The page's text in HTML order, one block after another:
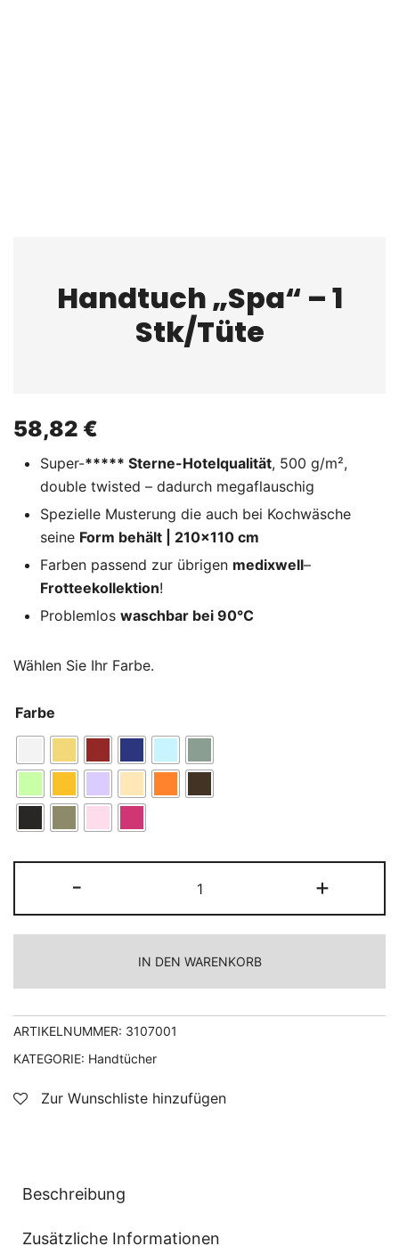
Handtuch „Spa“ – 1
Stk/Tüte
58,82 €
Super-***** Sterne-Hotelqualität, 500 g/m²,
double twisted – dadurch megaflauschig
Spezielle Musterung die auch bei Kochwäsche
seine Form behält | 210×110 cm
Farben passend zur übrigen medixwell–
Frotteekollektion!
Problemlos waschbar bei 90°C
Wählen Sie Ihr Farbe.
Farbe
-
„Spa“
-
Stk/Tüte
Menge
+
IN DEN WARENKORB
ARTIKELNUMMER: 3107001
KATEGORIE: Handtücher
Zur Wunschliste hinzufügen
Beschreibung
Zusätzliche Informationen